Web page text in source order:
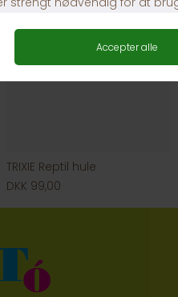
TRIXIE Reptil hule
DKK 99,00